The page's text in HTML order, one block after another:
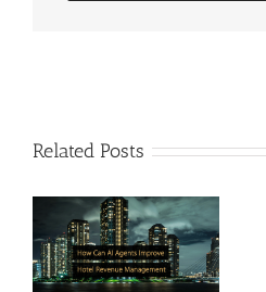
Related Posts